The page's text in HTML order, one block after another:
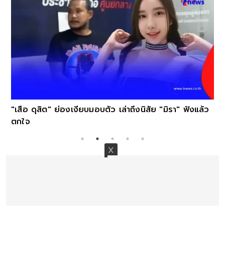
"เสือ ดุสิต" ย่องเงียบมอบตัว เล่าถึงนิสัย "มิรา" ฟังแล้ว
ตกใจ